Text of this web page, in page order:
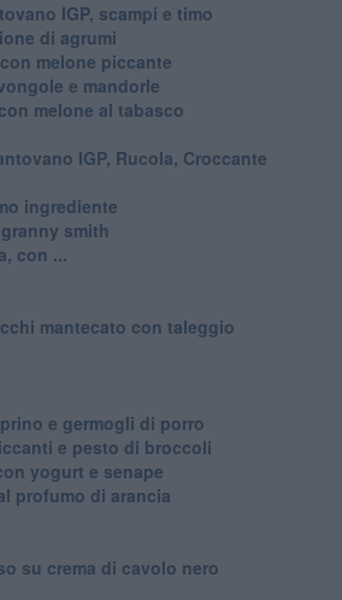
IGP, scampi e timo
di agrumi
melone piccante
e mandorle
melone al tabasco
IGP, Rucola, Croccante
ingrediente
smith
con ...
mantecato con taleggio
e germogli di porro
e pesto di broccoli
yogurt e senape
profumo di arancia
su crema di cavolo nero